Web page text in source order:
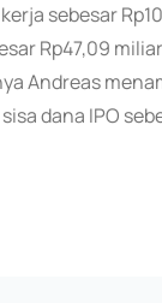
sebesar
Rp47,09
Andreas
dana IPO